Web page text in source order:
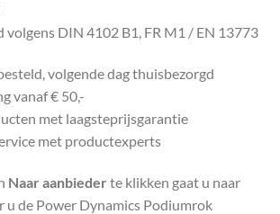
volgens DIN 4102 B1, FR M1 / EN 13773
volgende dag thuisbezorgd
vanaf € 50,-
met laagsteprijsgarantie
met productexperts
Naar aanbieder te klikken gaat u naar
u de Power Dynamics Podiumrok